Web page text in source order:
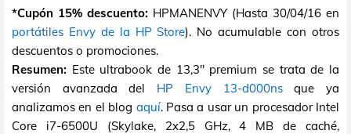
*Cupón 15% descuento: HPMANENVY (Hasta 30/04/16 en
portátiles Envy de la HP Store). No acumulable con otros
descuentos o promociones.
Resumen: Este ultrabook de 13,3" premium se trata de la
versión avanzada del HP Envy 13-d000nsque ya
analizamos en el blog aquí. Pasa a usar un procesador Intel
Core i7-6500U (Skylake, 2x2,5 GHz, 4 MB de caché,